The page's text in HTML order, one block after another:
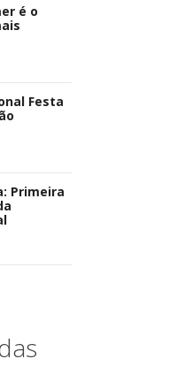
é o
Festa
Primeira